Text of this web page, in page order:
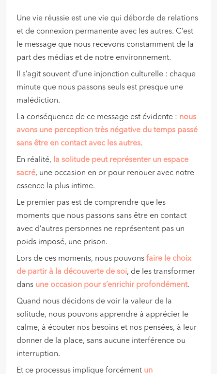
Une vie réussie est une vie qui déborde de relations
et de connexion permanente avec les autres. C’est
le message que nous recevons constamment de la
part des médias et de notre environnement.
Il s’agit souvent d’une injonction culturelle : chaque
minute que nous passons seuls est presque une
malédiction.
La conséquence de ce message est évidente : nous
avons une perception très négative du temps passé
sans être en contact avec les autres.
En réalité, la solitude peut représenter un espace
sacré, une occasion en or pour renouer avec notre
essence la plus intime.
Le premier pas est de comprendre que les
moments que nous passons sans être en contact
avec d’autres personnes ne représentent pas un
poids imposé, une prison.
Lors de ces moments, nous pouvonsfaire le choix
de partir à la découverte de soi, de les transformer
dans une occasion pour s’enrichir profondément.
Quand nous décidons de voir la valeur de la
solitude, nous pouvons apprendre à apprécier le
calme, à écouter nos besoins et nos pensées, à leur
donner de la place, sans aucune interférence ou
interruption.
Et ce processus implique forcément un